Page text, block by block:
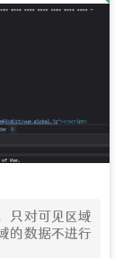
只对可见区域
的数据不进行